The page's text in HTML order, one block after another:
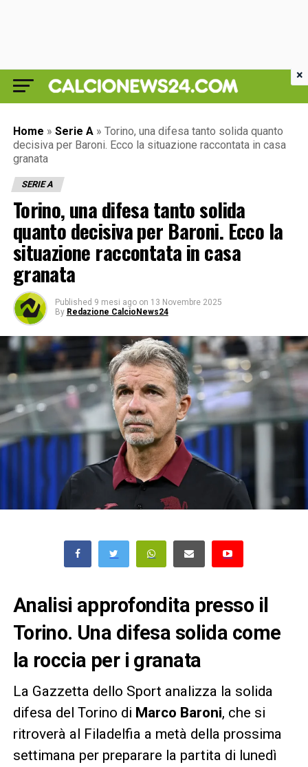
Home » Serie A » Torino, una difesa tanto solida quanto
decisiva per Baroni. Ecco la situazione raccontata in casa
granata
SERIE A
Torino, una difesa tanto solida
quanto decisiva per Baroni. Ecco la
situazione raccontata in casa
granata
Published 9 mesi ago on 13 Novembre 2025
By Redazione CalcioNews24
Analisi approfondita presso il
Torino. Una difesa solida come
la roccia per i granata
La Gazzetta dello Sport analizza la solida
difesa del Torino di Marco Baroni, che si
ritroverà al Filadelfia a metà della prossima
settimana per preparare la partita di lunedì
×